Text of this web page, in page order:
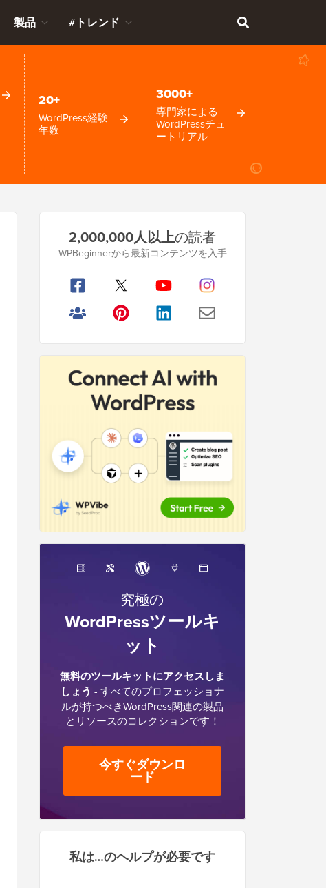
製品 #トレンド
20+
WordPress経験
年数
3000+
専門家による
WordPressチュ
ートリアル
サ
ー
2,000,000人以上の読者
WPBeginnerから最新コンテンツを入手
究極の
WordPressツールキ
ット
無料のツールキットにアクセスしま
しょう - すべてのプロフェッショナ
ルが持つべきWordPress関連の製品
とリソースのコレクションです！
今すぐダウンロ
ード
私は…のヘルプが必要です